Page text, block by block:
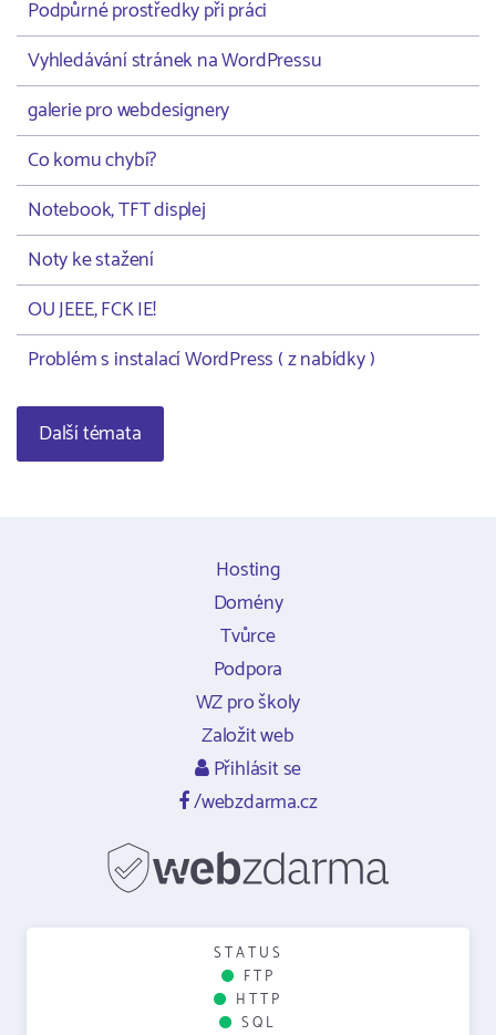
Podpůrné prostředky při práci
Vyhledávání stránek na WordPressu
galerie pro webdesignery
Co komu chybí?
Notebook, TFT displej
Noty ke stažení
OU JEEE, FCK IE!
Problém s instalací WordPress ( z nabídky )
Další témata
Hosting
Domény
Tvůrce
Podpora
WZ pro školy
Založit web
Přihlásit se
/webzdarma.cz
STATUS
FTP
HTTP
SQL